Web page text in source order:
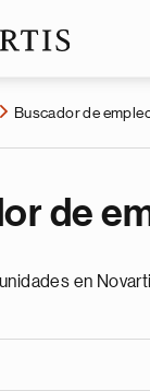
Buscador de
de
en